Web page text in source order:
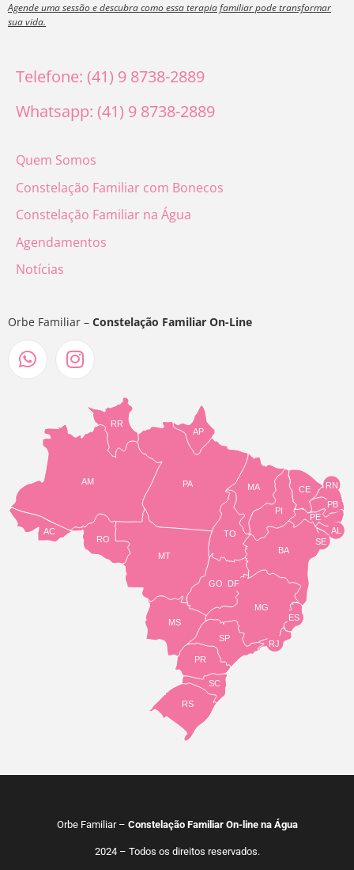
Agende uma sessão e descubra como essa terapia familiar pode transformar
sua vida.
Telefone: (41) 9 8738-2889
Whatsapp: (41) 9 8738-2889
Quem Somos
Constelação Familiar com Bonecos
Constelação Familiar na Água
Agendamentos
Notícias
Orbe Familiar – Constelação Familiar On-Line
TO
BA
SE
PE
AL
RN
CE
PI
MA
AP
PA
RR
AM
AC
RO
MT
MS
GO
PR
SC
RS
SP
MG
RJ
ES
DF
PB
Orbe Familiar – Constelação Familiar On-line na Água
2024 – Todos os direitos reservados.